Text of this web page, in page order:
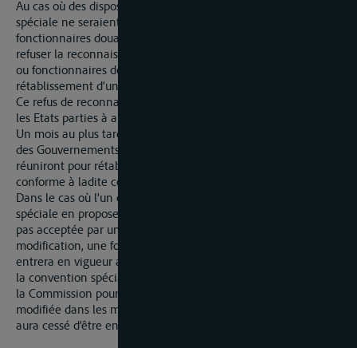
Au cas où des dispositions essentielles de la convention
spéciale ne seraient pas observées par les autorités ou
fonctionnaires douaniers d’un Etat, les autres Etats pourront
refuser la reconnaissance des plombs apposés par les autorités
ou fonctionnaires de l’Etat en question jusqu’au
rétablissement d’une situation conforme à ladite convention.
Ce refus de reconnaissance devra être notifé sans délai à tous
les Etats parties à a convention spéciale.
Un mois au plus tard après cette notification, les représentants
des Gouvernements parties à la convention spéciale se
réuniront pour rétablir aussitôt que possible une situation
conforme à ladite convention.
Dans le cas où l’un des Etats signataires de la convention
spéciale en proposerait la modification, et où celle-ci ne serait
pas acceptée par un ou plusieurs des Etats adhérents, la
modification, une fois adopté par tous les Etats signataires ,
entrera en vigueur après expiration du délai qui sera fixé dans
la convention spéciale. Les Etats qui ne sont pas représentés à
la Commission pourront adhérer à la convention spéciale
modifiée dans les mêmes conditions qu’à la précédente, qui
aura cessé d’être en vigueur.